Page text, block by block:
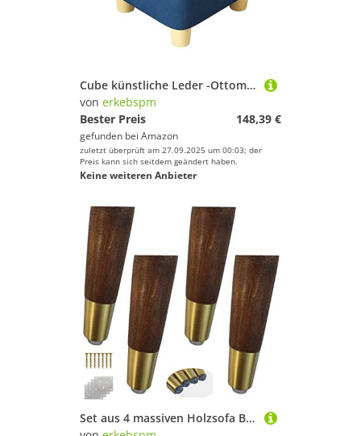
Cube künstliche Leder -Ottoman Fußruhe mit eingedickten Beinen, Kleiner bequemer Fußschemel -Schemel -Polster für Couch, Schreibtisch, Büro, Wohnzimmer (Farbe: Blau, Größe: 11.02x11.02x12.59
von erkebspm
Bester Preis
148,39 €
gefunden bei Amazon
zuletzt überprüft am 27.09.2025 um 00:03; der
Preis kann sich seitdem geändert haben.
Keine weiteren Anbieter
Set aus 4 massiven Holzsofa Blättern Gummiholzmöbel Füße Möbel Beine Kegel Ersatzschrank Füße Bett Beine Couchtisch Beine TV -Schrank Füße Holz Füße dunkle Walnusszink Allo